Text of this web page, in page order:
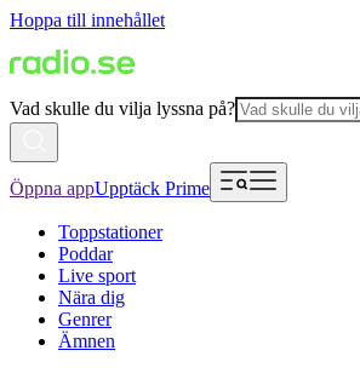
Hoppa till innehållet
Vad skulle du vilja lyssna på?
Öppna appUpptäck Prime
Toppstationer
Poddar
Live sport
Nära dig
Genrer
Ämnen